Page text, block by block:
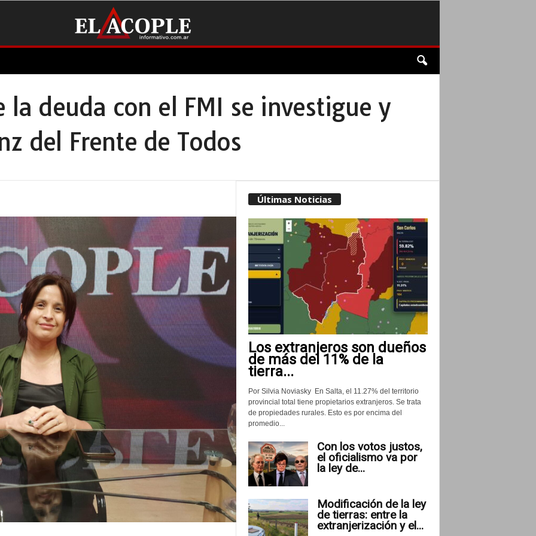
la deuda con el FMI se investigue y
del Frente de Todos
Últimas Noticias
Los extranjeros son dueños
de más del 11% de la
tierra...
Por Silvia Noviasky En Salta, el 11.27% del territorio
provincial total tiene propietarios extranjeros. Se trata
de propiedades rurales. Esto es por encima del
promedio...
Con los votos justos,
el oficialismo va por
la ley de...
Modificación de la ley
de tierras: entre la
extranjerización y el...